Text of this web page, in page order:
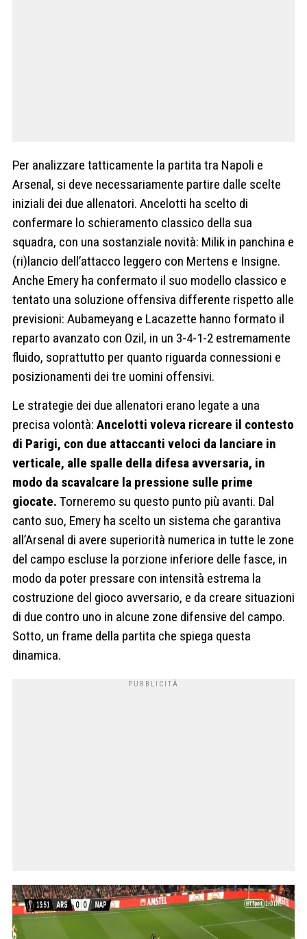
Per analizzare tatticamente la partita tra Napoli e
Arsenal, si deve necessariamente partire dalle scelte
iniziali dei due allenatori. Ancelotti ha scelto di
confermare lo schieramento classico della sua
squadra, con una sostanziale novità: Milik in panchina e
(ri)lancio dell’attacco leggero con Mertens e Insigne.
Anche Emery ha confermato il suo modello classico e
tentato una soluzione offensiva differente rispetto alle
previsioni: Aubameyang e Lacazette hanno formato il
reparto avanzato con Ozil, in un 3-4-1-2 estremamente
fluido, soprattutto per quanto riguarda connessioni e
posizionamenti dei tre uomini offensivi.
Le strategie dei due allenatori erano legate a una
precisa volontà: Ancelotti voleva ricreare il contesto
di Parigi, con due attaccanti veloci da lanciare in
verticale, alle spalle della difesa avversaria, in
modo da scavalcare la pressione sulle prime
giocate. Torneremo su questo punto più avanti. Dal
canto suo, Emery ha scelto un sistema che garantiva
all’Arsenal di avere superiorità numerica in tutte le zone
del campo escluse la porzione inferiore delle fasce, in
modo da poter pressare con intensità estrema la
costruzione del gioco avversario, e da creare situazioni
di due contro uno in alcune zone difensive del campo.
Sotto, un frame della partita che spiega questa
dinamica.